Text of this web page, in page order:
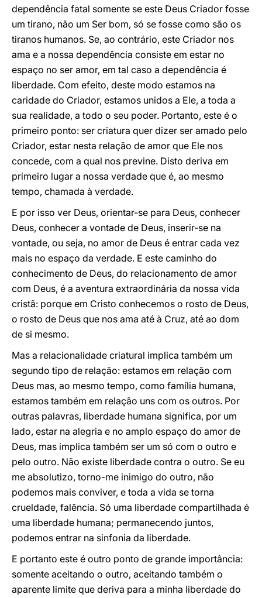
dependência fatal somente se este Deus Criador fosse
um tirano, não um Ser bom, só se fosse como são os
tiranos humanos. Se, ao contrário, este Criador nos
ama e a nossa dependência consiste em estar no
espaço no ser amor, em tal caso a dependência é
liberdade. Com efeito, deste modo estamos na
caridade do Criador, estamos unidos a Ele, a toda a
sua realidade, a todo o seu poder. Portanto, este é o
primeiro ponto: ser criatura quer dizer ser amado pelo
Criador, estar nesta relação de amor que Ele nos
concede, com a qual nos previne. Disto deriva em
primeiro lugar a nossa verdade que é, ao mesmo
tempo, chamada à verdade.
E por isso ver Deus, orientar-se para Deus, conhecer
Deus, conhecer a vontade de Deus, inserir-se na
vontade, ou seja, no amor de Deus é entrar cada vez
mais no espaço da verdade. E este caminho do
conhecimento de Deus, do relacionamento de amor
com Deus, é a aventura extraordinária da nossa vida
cristã: porque em Cristo conhecemos o rosto de Deus,
o rosto de Deus que nos ama até à Cruz, até ao dom
de si mesmo.
Mas a relacionalidade criatural implica também um
segundo tipo de relação: estamos em relação com
Deus mas, ao mesmo tempo, como família humana,
estamos também em relação uns com os outros. Por
outras palavras, liberdade humana significa, por um
lado, estar na alegria e no amplo espaço do amor de
Deus, mas implica também ser um só com o outro e
pelo outro. Não existe liberdade contra o outro. Se eu
me absolutizo, torno-me inimigo do outro, não
podemos mais conviver, e toda a vida se torna
crueldade, falência. Só uma liberdade compartilhada é
uma liberdade humana; permanecendo juntos,
podemos entrar na sinfonia da liberdade.
E portanto este é outro ponto de grande importância:
somente aceitando o outro, aceitando também o
aparente limite que deriva para a minha liberdade do